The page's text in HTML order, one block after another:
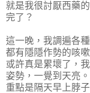
就是我很討厭西藥
完了？
這一晚，我調遍各
都有隱隱作勢的咳
或許真是累壞了，
姿勢，一覺到天亮
重點是隔天早上脖